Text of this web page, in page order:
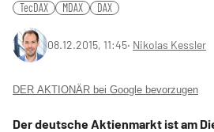
TecDAX MDAX DAX
08.12.2015, 11:45‧ Nikolas Kessler
DER AKTIONÄR bei Google bevorzugen
Der deutsche Aktienmarkt ist am